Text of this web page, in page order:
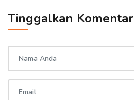
Tinggalkan Komentar